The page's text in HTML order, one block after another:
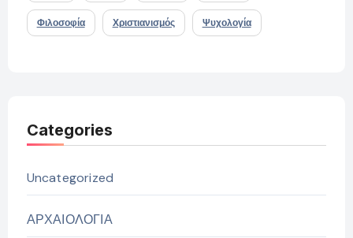
Φιλοσοφία Χριστιανισμός Ψυχολογία
Categories
Uncategorized
ΑΡΧΑΙΟΛΟΓΙΑ